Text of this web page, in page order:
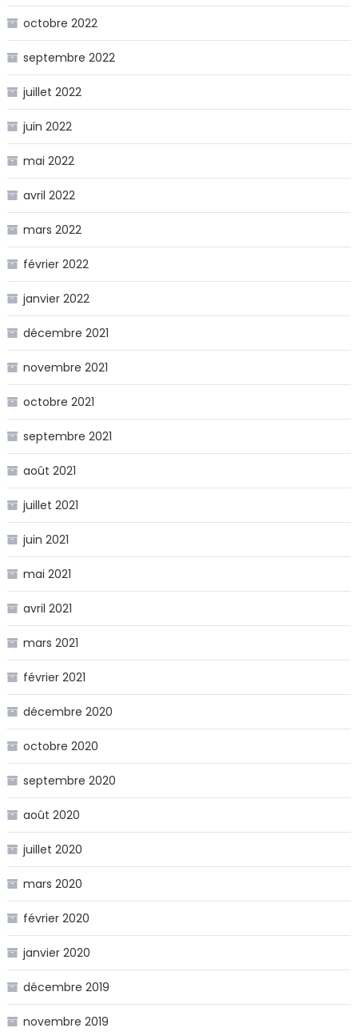
octobre 2022
septembre 2022
juillet 2022
juin 2022
mai 2022
avril 2022
mars 2022
février 2022
janvier 2022
décembre 2021
novembre 2021
octobre 2021
septembre 2021
août 2021
juillet 2021
juin 2021
mai 2021
avril 2021
mars 2021
février 2021
décembre 2020
octobre 2020
septembre 2020
août 2020
juillet 2020
mars 2020
février 2020
janvier 2020
décembre 2019
novembre 2019